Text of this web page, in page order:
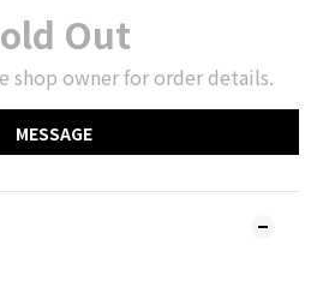
Out
shop owner for order details.
MESSAGE